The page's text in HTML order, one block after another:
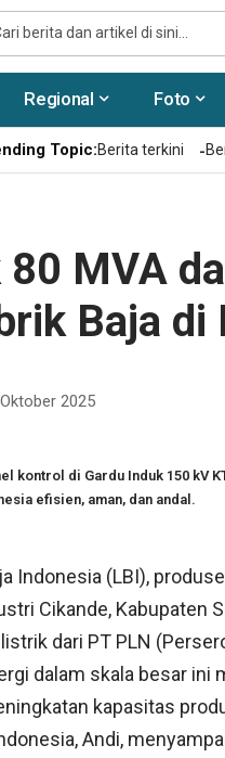
Regional Foto
Topic:Berita terkini
MVA
Baja di
2025
kontrol di Gardu Induk 150 kV
efisien, aman, dan andal.
Indonesia (LBI),
Cikande, Kabupaten
dari PT PLN
dalam skala besar
kapasitas
Andi,